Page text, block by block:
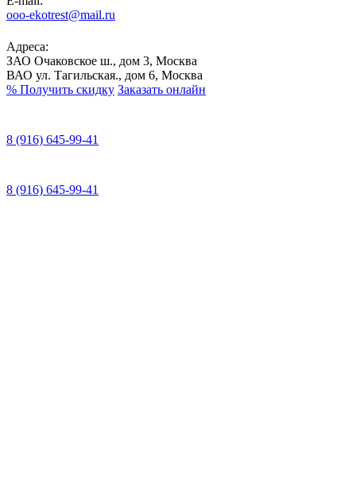
ooo-ekotrest@mail.ru
Адреса:
ЗАО Очаковское ш., дом 3, Москва
ВАО ул. Тагильская., дом 6, Москва
% Получить скидку Заказать онлайн
8 (916) 645-99-41
8 (916) 645-99-41